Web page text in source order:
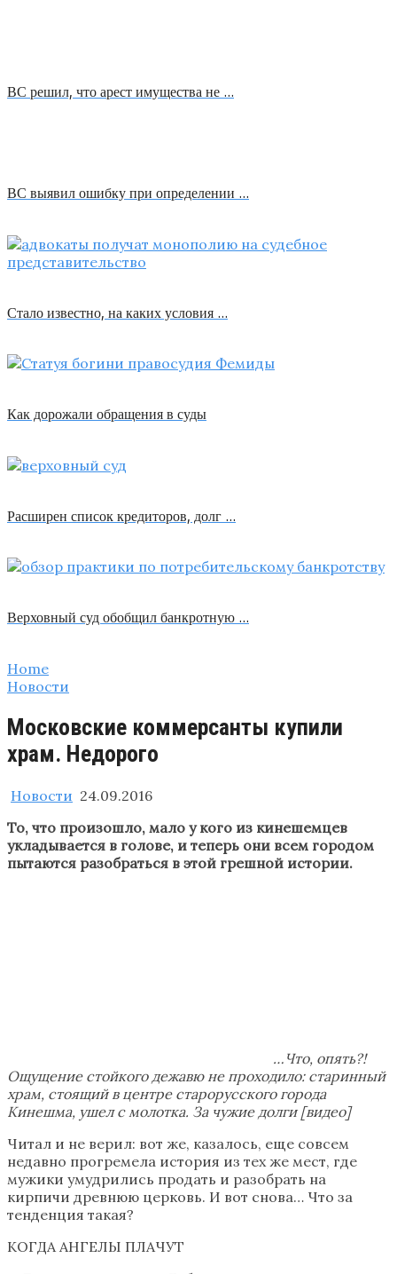
ВС решил, что арест имущества не …
ВС выявил ошибку при определении …
Стало известно, на каких условия …
Как дорожали обращения в суды
Расширен список кредиторов, долг …
Верховный суд обобщил банкротную …
Home
Новости
Московские коммерсанты купили
храм. Недорого
Новости 24.09.2016
То, что произошло, мало у кого из кинешемцев
укладывается в голове, и теперь они всем городом
пытаются разобраться в этой грешной истории.
…Что, опять?!
Ощущение стойкого дежавю не проходило: старинный
храм, стоящий в центре старорусского города
Кинешма, ушел с молотка. За чужие долги [видео]
Читал и не верил: вот же, казалось, еще совсем
недавно прогремела история из тех же мест, где
мужики умудрились продать и разобрать на
кирпичи древнюю церковь. И вот снова… Что за
тенденция такая?
КОГДА АНГЕЛЫ ПЛАЧУТ